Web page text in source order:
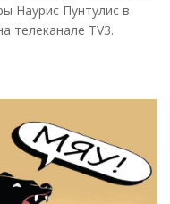
Наурис Пунтулис в
телеканале TV3.